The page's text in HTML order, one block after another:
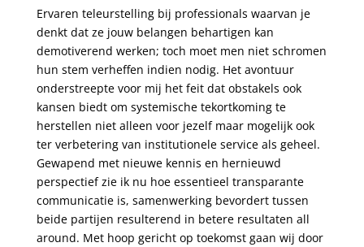
Ervaren teleurstelling bij professionals waarvan je
denkt dat ze jouw belangen behartigen kan
demotiverend werken; toch moet men niet schromen
hun stem verheffen indien nodig. Het avontuur
onderstreepte voor mij het feit dat obstakels ook
kansen biedt om systemische tekortkoming te
herstellen niet alleen voor jezelf maar mogelijk ook
ter verbetering van institutionele service als geheel.
Gewapend met nieuwe kennis en hernieuwd
perspectief zie ik nu hoe essentieel transparante
communicatie is, samenwerking bevordert tussen
beide partijen resulterend in betere resultaten all
around. Met hoop gericht op toekomst gaan wij door